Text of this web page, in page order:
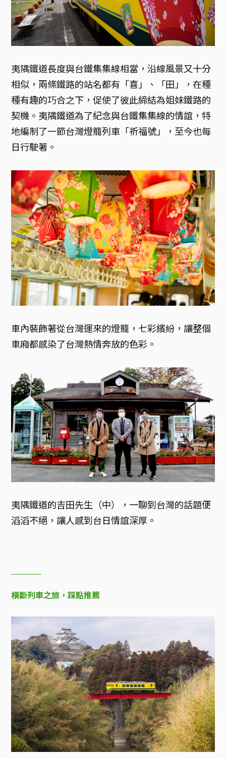
夷隅鐵道長度與台鐵集集線相當，沿線風景又十分
相似，兩條鐵路的站名都有「喜」、「田」，在種
種有趣的巧合之下，促使了彼此締結為姐妹鐵路的
契機。夷隅鐵道為了紀念與台鐵集集線的情誼，特
地編制了一節台灣燈籠列車「祈福號」，至今也每
日行駛著。
車內裝飾著從台灣運來的燈籠，七彩繽紛，讓整個
車廂都感染了台灣熱情奔放的色彩。
夷隅鐵道的吉田先生（中），一聊到台灣的話題便
滔滔不絕，讓人感到台日情誼深厚。
橫斷列車之旅，踩點推薦